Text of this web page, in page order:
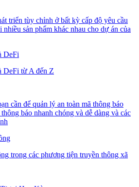
triển tùy chỉnh ở bất kỳ cấp độ yêu cầu
nhiều sản phẩm khác nhau cho dự án của
DeFi
DeFi từ A đến Z
cần để quản lý an toàn mã thông báo
báo nhanh chóng và dễ dàng và các
trong các phương tiện truyền thông xã